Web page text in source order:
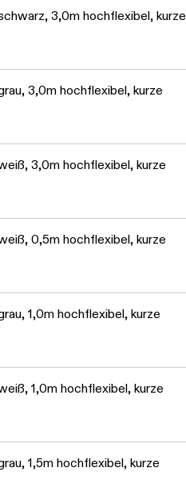
3,0m hochflexibel, kurze
3,0m hochflexibel, kurze
3,0m hochflexibel, kurze
0,5m hochflexibel, kurze
1,0m hochflexibel, kurze
1,0m hochflexibel, kurze
1,5m hochflexibel, kurze